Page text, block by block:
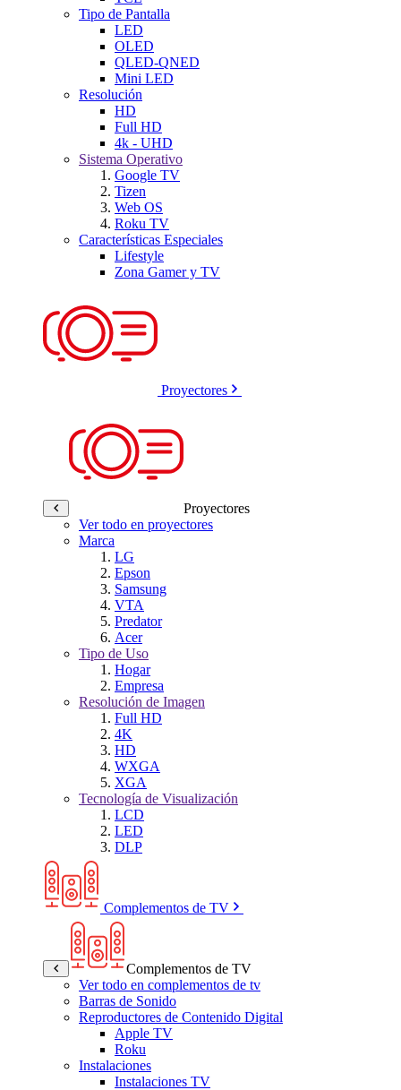
Tipo de Pantalla
LED
OLED
QLED-QNED
Mini LED
Resolución
HD
Full HD
4k - UHD
Sistema Operativo
Google TV
Tizen
Web OS
Roku TV
Características Especiales
Lifestyle
Zona Gamer y TV
Proyectores
Proyectores
Ver todo en proyectores
Marca
LG
Epson
Samsung
VTA
Predator
Acer
Tipo de Uso
Hogar
Empresa
Resolución de Imagen
Full HD
4K
HD
WXGA
XGA
Tecnología de Visualización
LCD
LED
DLP
Complementos de TV
Complementos de TV
Ver todo en complementos de tv
Barras de Sonido
Reproductores de Contenido Digital
Apple TV
Roku
Instalaciones
Instalaciones TV